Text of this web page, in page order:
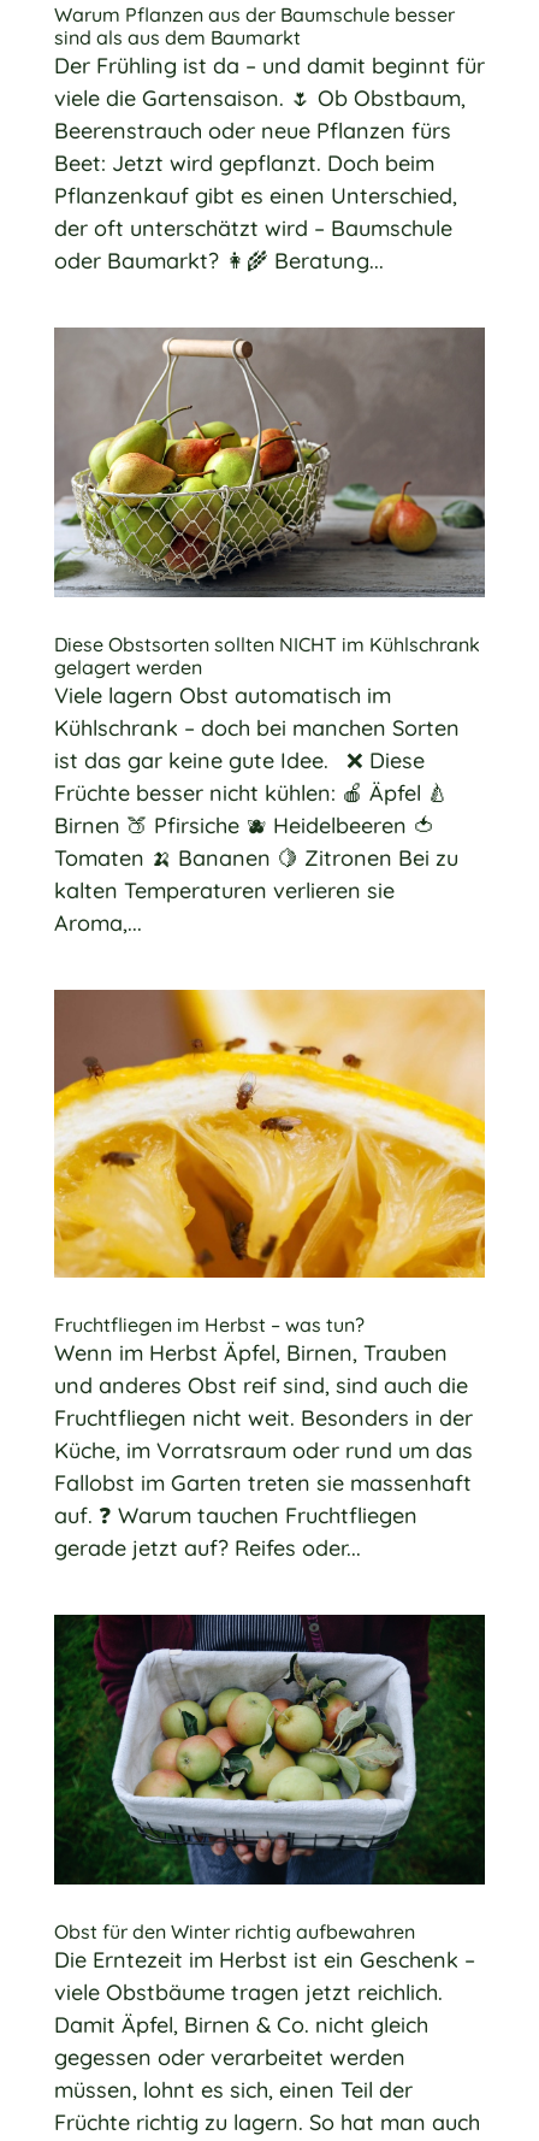
Warum Pflanzen aus der Baumschule besser
sind als aus dem Baumarkt
Der Frühling ist da – und damit beginnt für
viele die Gartensaison. 🌷 Ob Obstbaum,
Beerenstrauch oder neue Pflanzen fürs
Beet: Jetzt wird gepflanzt. Doch beim
Pflanzenkauf gibt es einen Unterschied,
der oft unterschätzt wird – Baumschule
oder Baumarkt? 👩‍🌾 Beratung...
Diese Obstsorten sollten NICHT im Kühlschrank
gelagert werden
Viele lagern Obst automatisch im
Kühlschrank – doch bei manchen Sorten
ist das gar keine gute Idee. ❌ Diese
Früchte besser nicht kühlen: 🍎 Äpfel 🍐
Birnen 🍑 Pfirsiche 🫐 Heidelbeeren 🍅
Tomaten 🍌 Bananen 🍋 Zitronen Bei zu
kalten Temperaturen verlieren sie
Aroma,...
Fruchtfliegen im Herbst – was tun?
Wenn im Herbst Äpfel, Birnen, Trauben
und anderes Obst reif sind, sind auch die
Fruchtfliegen nicht weit. Besonders in der
Küche, im Vorratsraum oder rund um das
Fallobst im Garten treten sie massenhaft
auf. ❓ Warum tauchen Fruchtfliegen
gerade jetzt auf? Reifes oder...
Obst für den Winter richtig aufbewahren
Die Erntezeit im Herbst ist ein Geschenk –
viele Obstbäume tragen jetzt reichlich.
Damit Äpfel, Birnen & Co. nicht gleich
gegessen oder verarbeitet werden
müssen, lohnt es sich, einen Teil der
Früchte richtig zu lagern. So hat man auch